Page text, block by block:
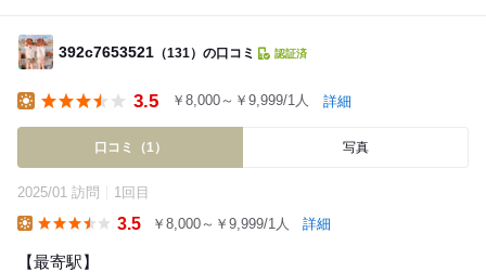
392c7653521 （131）の口コミ 認証済
3.5 ￥8,000～￥9,999/1人 詳細
口コミ（1） 写真
2025/01 訪問 1回目
3.5 ￥8,000～￥9,999/1人 詳細
【最寄駅】